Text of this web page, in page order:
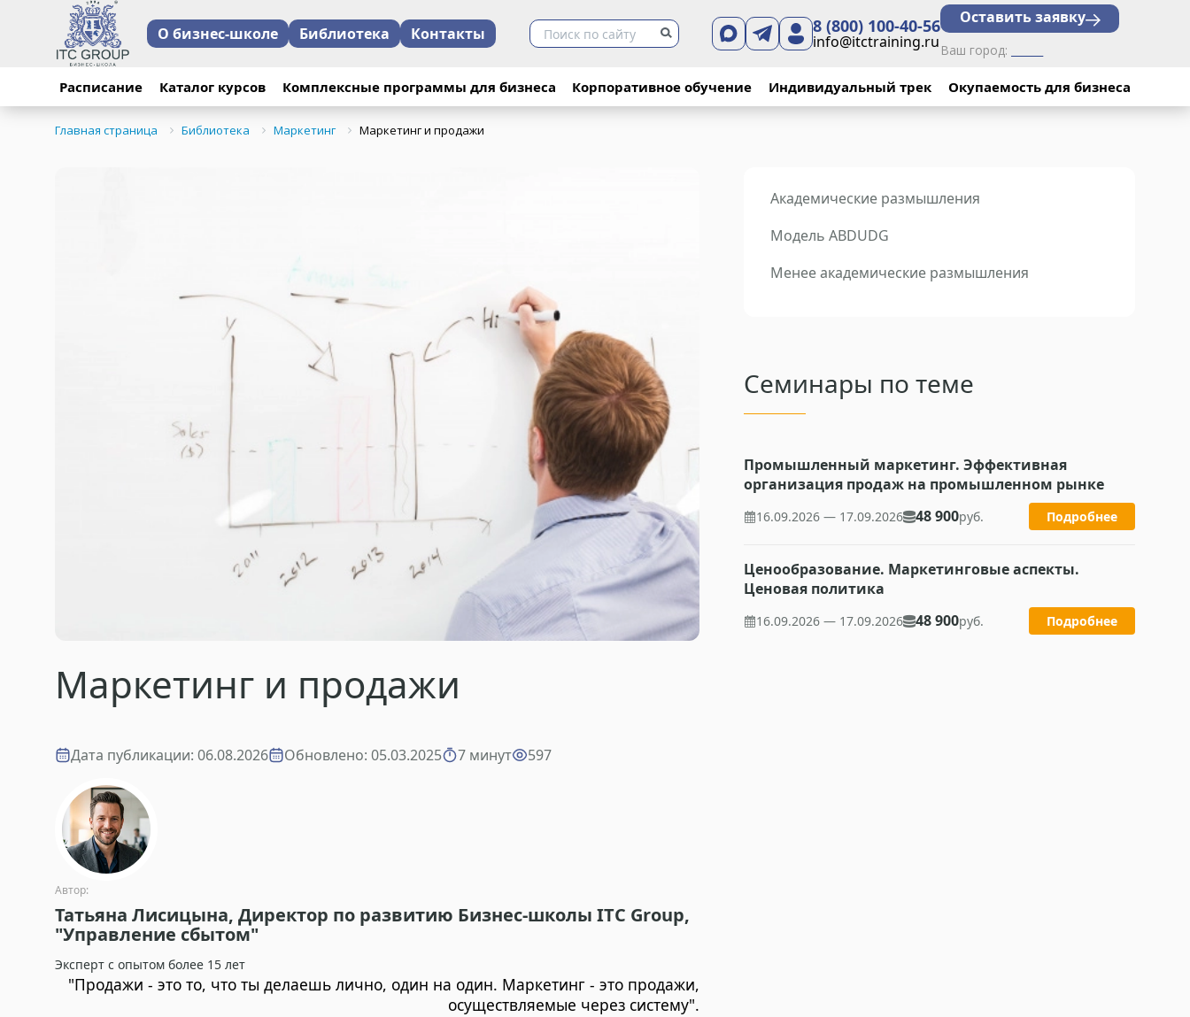
О бизнес-школе Библиотека Контакты 8 (800) 100-40-56
info@itctraining.ru
Оставить заявку
Ваш город:
Расписание Каталог курсов Комплексные программы для бизнеса Корпоративное обучение Индивидуальный трек Окупаемость для бизнеса
Главная страница Библиотека Маркетинг Маркетинг и продажи
Маркетинг и продажи
Дата публикации: 06.08.2026 Обновлено: 05.03.2025 7 минут 597
Автор:
Татьяна Лисицына, Директор по развитию Бизнес-школы ITC Group,
"Управление сбытом"
Эксперт с опытом более 15 лет
Академические размышления
Модель ABDUDG
Менее академические размышления
Семинары по теме
Промышленный маркетинг. Эффективная
организация продаж на промышленном рынке
16.09.2026 — 17.09.2026 48 900руб. Подробнее
Ценообразование. Маркетинговые аспекты.
Ценовая политика
16.09.2026 — 17.09.2026 48 900руб. Подробнее
"Продажи - это то, что ты делаешь лично, один на один. Маркетинг - это продажи,
осуществляемые через систему".